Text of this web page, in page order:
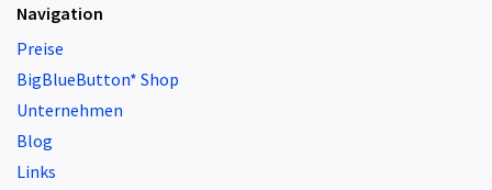
Navigation
Preise
BigBlueButton* Shop
Unternehmen
Blog
Links